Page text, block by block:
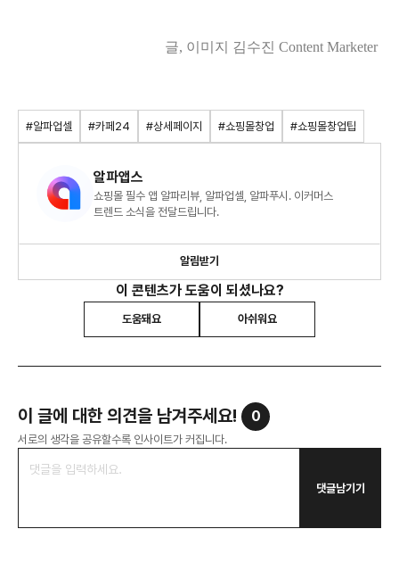
글, 이미지 김수진 Content Marketer
#알파업셀 #카페24 #상세페이지 #쇼핑몰창업 #쇼핑몰창업팁
알파앱스
쇼핑몰 필수 앱 알파리뷰, 알파업셀, 알파푸시. 이커머스
트렌드 소식을 전달드립니다.
알림받기
이 콘텐츠가 도움이 되셨나요?
도움돼요 아쉬워요
이 글에 대한 의견을 남겨주세요! 0
서로의 생각을 공유할수록 인사이트가 커집니다.
댓글남기기